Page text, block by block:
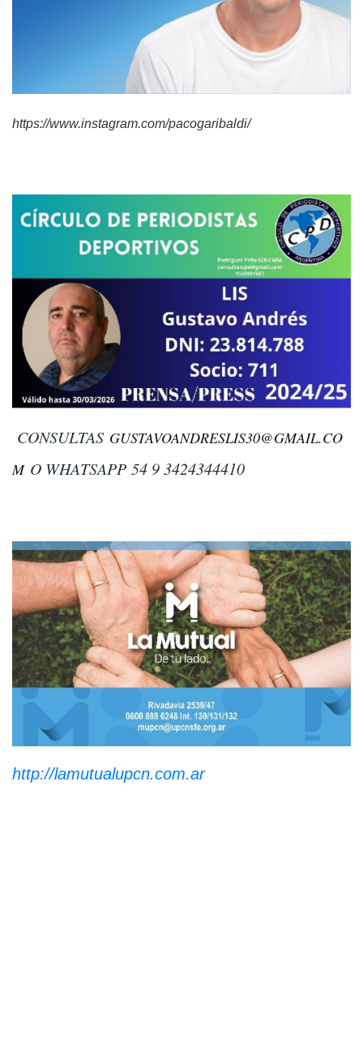
https://www.instagram.com/pacogaribaldi/
CONSULTAS GUSTAVOANDRESLIS30@GMAIL.CO
MO WHATSAPP 54 9 3424344410
http://lamutualupcn.com.ar